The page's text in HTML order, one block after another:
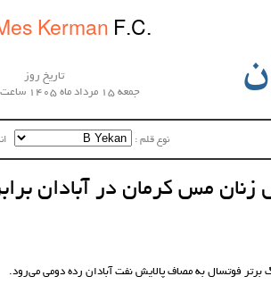
Kerman F.C.
تاریخ روز
جمعه 15 مرداد ماه 1405 ساعت 12:29:53
نوع قلم :‌
مس کرمان در آبادان
فوتسال به مصاف پالایش نفت آبادان رده دومی می‌رود.